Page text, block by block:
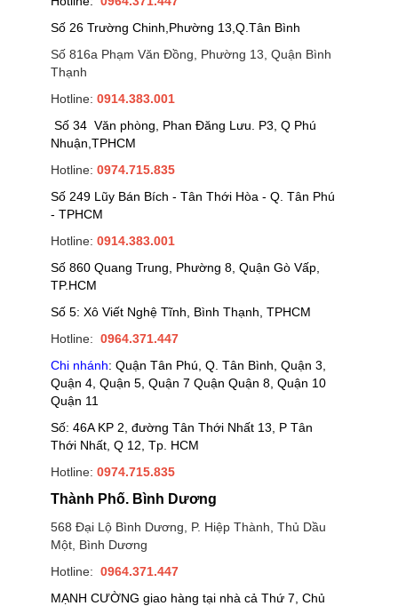
Số 26 Trường Chinh,Phường 13,Q.Tân Bình
Số 816a Phạm Văn Đồng, Phường 13, Quận Bình
Thạnh
Hotline: 0914.383.001
Số 34 Văn phòng, Phan Đăng Lưu. P3, Q Phú
Nhuận,TPHCM
Hotline: 0974.715.835
Số 249 Lũy Bán Bích - Tân Thới Hòa - Q. Tân Phú
- TPHCM
Hotline: 0914.383.001
Số 860 Quang Trung, Phường 8, Quận Gò Vấp,
TP.HCM
Số 5: Xô Viết Nghệ Tĩnh, Bình Thạnh, TPHCM
Hotline: 0964.371.447
Chi nhánh: Quận Tân Phú, Q. Tân Bình, Quận 3,
Quận 4, Quận 5, Quận 7 Quận Quận 8, Quận 10
Quận 11
Số: 46A KP 2, đường Tân Thới Nhất 13, P Tân
Thới Nhất, Q 12, Tp. HCM
Hotline: 0974.715.835
Thành Phố. Bình Dương
568 Đại Lộ Bình Dương, P. Hiệp Thành, Thủ Dầu
Một, Bình Dương
Hotline: 0964.371.447
MẠNH CƯỜNG giao hàng tại nhà cả Thứ 7, Chủ